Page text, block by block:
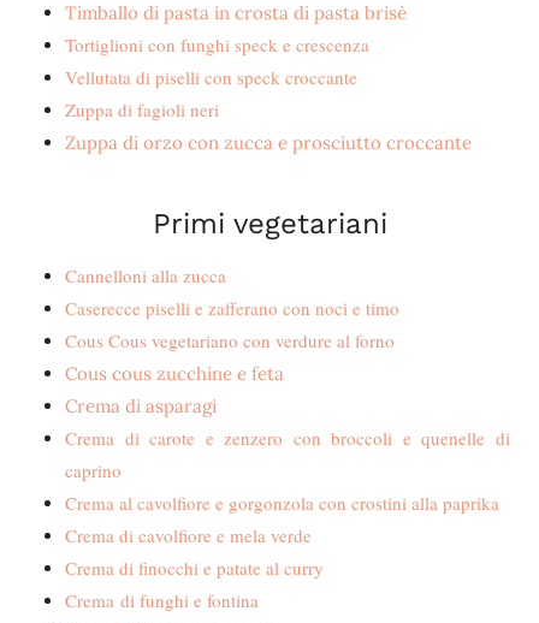
Timballo di pasta in crosta di pasta brisè
Tortiglioni con funghi speck e crescenza
Vellutata di piselli con speck croccante
Zuppa di fagioli neri
Zuppa di orzo con zucca e prosciutto croccante
Primi vegetariani
Cannelloni alla zucca
Caserecce piselli e zafferano con noci e timo
Cous Cous vegetariano con verdure al forno
Cous cous zucchine e feta
Crema di asparagi
Crema di carote e zenzero con broccoli e quenelle di
caprino
Crema al cavolfiore e gorgonzola con crostini alla paprika
Crema di cavolfiore e mela verde
Crema di finocchi e patate al curry
Crema di funghi e fontina